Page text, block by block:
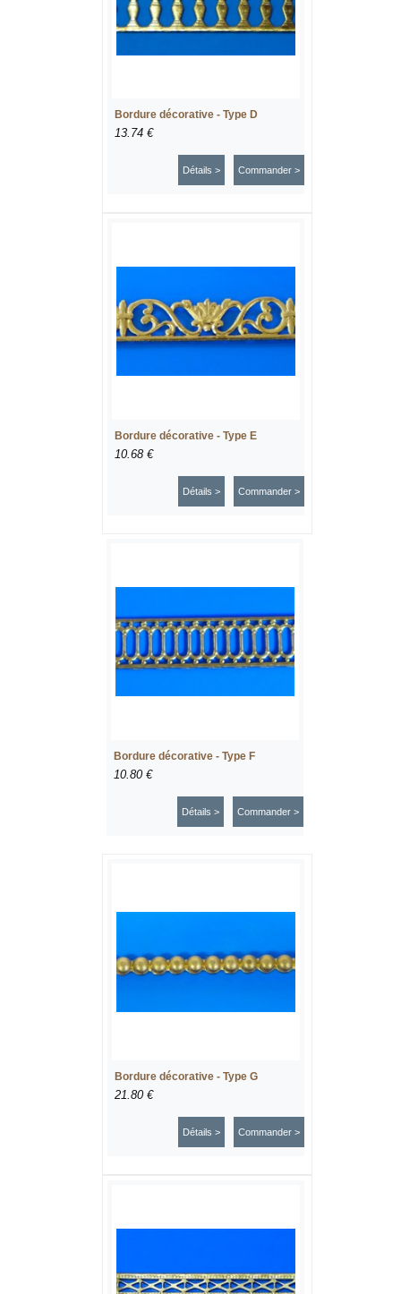
Bordure décorative - Type D
13.74 €
Commander >
Détails >
Bordure décorative - Type E
10.68 €
Commander >
Détails >
Bordure décorative - Type F
10.80 €
Commander >
Détails >
Bordure décorative - Type G
21.80 €
Commander >
Détails >